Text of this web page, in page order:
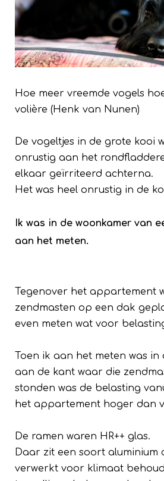
Hoe meer vreemde vogels
volière (Henk van Nunen)
De vogeltjes in de grote kooi
onrustig aan het
elkaar geïrriteerd achterna.
Het was heel onrustig in de
Ik was in de woonkamer van
aan het meten.
Tegenover het appartement
zendmasten op een dak
even meten wat voor
Toen ik aan het meten was in
aan de kant waar die
stonden was de belasting
het appartement hoger dan
De ramen waren HR++ glas.
Daar zit een soort aluminium
verwerkt voor klimaat behoud